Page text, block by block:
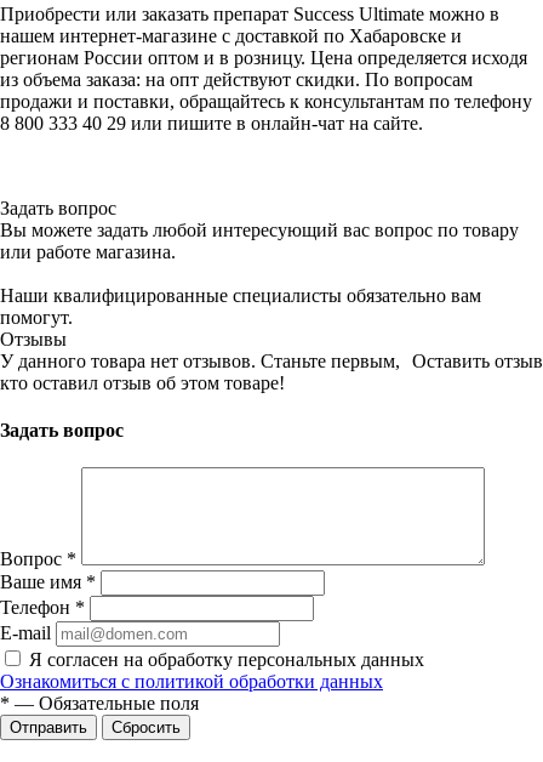
Приобрести или заказать препарат Success Ultimate можно в
нашем интернет-магазине с доставкой по Хабаровске и
регионам России оптом и в розницу. Цена определяется исходя
из объема заказа: на опт действуют скидки. По вопросам
продажи и поставки, обращайтесь к консультантам по телефону
8 800 333 40 29 или пишите в онлайн-чат на сайте.
Задать вопрос
Вы можете задать любой интересующий вас вопрос по товару
или работе магазина.
Наши квалифицированные специалисты обязательно вам
помогут.
Отзывы
Оставить отзыв
У данного товара нет отзывов. Станьте первым,
кто оставил отзыв об этом товаре!
Задать вопрос
Вопрос *
Ваше имя *
Телефон *
E-mail
Я согласен на обработку персональных данных
Ознакомиться с политикой обработки данных
* — Обязательные поля
Сбросить